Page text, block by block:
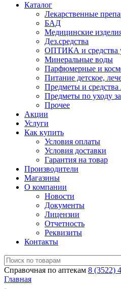
Каталог
Лекарственные
БАД
Медицинские
Дез.средства
ОПТИКА и средства
Минеральные воды
Парфюмерные и
Питание детское,
Предметы и
Предметы по уходу
Прочее
Акции
Услуги
Как купить
Условия оплаты
Условия доставки
Гарантия на товар
Производители
Магазины
О компании
Новости
Документы
Лицензии
Отчетность
Реквизиты
Контакты
Справочная по аптекам 8 (3522)
Главная